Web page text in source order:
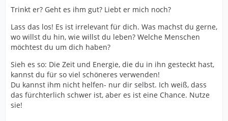
Trinkt er? Geht es ihm gut? Liebt er mich noch?
Lass das los! Es ist irrelevant für dich. Was machst du gerne,
wo willst du hin, wie willst du leben? Welche Menschen
möchtest du um dich haben?
Sieh es so: Die Zeit und Energie, die du in ihn gesteckt hast,
kannst du für so viel schöneres verwenden!
Du kannst ihm nicht helfen- nur dir selbst. Ich weiß, dass
das fürchterlich schwer ist, aber es ist eine Chance. Nutze
sie!